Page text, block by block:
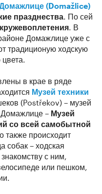
(Domažlice)
празднества. По сей
кружевоплетения. В
Домажлице уже с
традиционую ходскую
цвета.
в крае в ряде
Музей техники
(Postřekov) – музей
Домажлице – Музей
со всей самобытной
также происходит
собак – ходская
с ним,
или пешком,